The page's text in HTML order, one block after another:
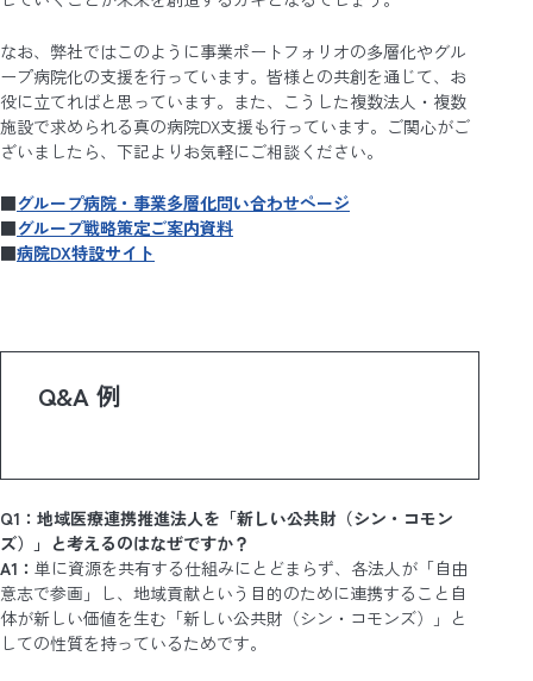
なお、弊社ではこのように事業ポートフォリオの多層化やグル
ープ病院化の支援を行っています。皆様との共創を通じて、お
役に立てればと思っています。また、こうした複数法人・複数
施設で求められる真の病院DX支援も行っています。ご関心がご
ざいましたら、下記よりお気軽にご相談ください。
■グループ病院・事業多層化問い合わせページ
■グループ戦略策定ご案内資料
■病院DX特設サイト
Q&A 例
Q1：地域医療連携推進法人を「新しい公共財（シン・コモン
ズ）」と考えるのはなぜですか？
A1： 単に資源を共有する仕組みにとどまらず、各法人が「自由
意志で参画」し、地域貢献という目的のために連携すること自
体が新しい価値を生む「新しい公共財（シン・コモンズ）」と
しての性質を持っているためです。